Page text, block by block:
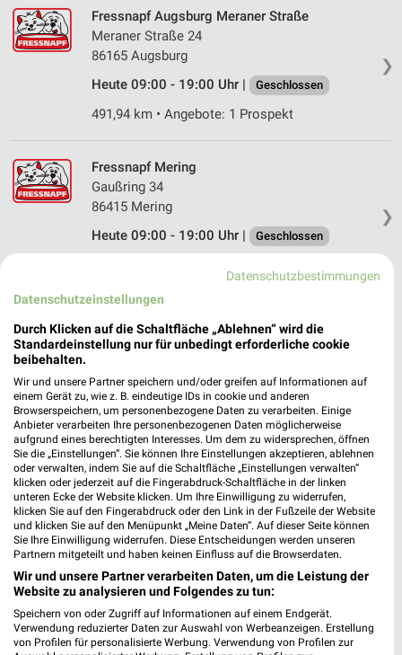
❯
Fressnapf Augsburg Meraner Straße
Meraner Straße 24
86165 Augsburg
Heute 09:00 - 19:00 Uhr |
Geschlossen
491,94 km • Angebote: 1 Prospekt
❯
Fressnapf Mering
Gaußring 34
86415 Mering
Heute 09:00 - 19:00 Uhr |
Geschlossen
Lechwiesenstraße 70
Heute 09:00 - 19:00 Uhr | Geschlossen
526,35 km • Angebote: 1 Prospekt
Fressnapf Mindelheim
Allgäuerstraße 29
87719 Mindelheim
Heute 09:00 - 19:00 Uhr | Geschlossen
538,27 km • Angebote: 1 Prospekt
Fressnapf Meitingen
Via Claudia 7
Datenschutzbestimmungen
Datenschutzeinstellungen
Durch Klicken auf die Schaltfläche „Ablehnen“ wird die
Standardeinstellung nur für unbedingt erforderliche cookie
beibehalten.
Wir und unsere Partner speichern und/oder greifen auf Informationen auf
einem Gerät zu, wie z. B. eindeutige IDs in cookie und anderen
Browserspeichern, um personenbezogene Daten zu verarbeiten. Einige
Anbieter verarbeiten Ihre personenbezogenen Daten möglicherweise
aufgrund eines berechtigten Interesses. Um dem zu widersprechen, öffnen
Sie die „Einstellungen“. Sie können Ihre Einstellungen akzeptieren, ablehnen
oder verwalten, indem Sie auf die Schaltfläche „Einstellungen verwalten“
klicken oder jederzeit auf die Fingerabdruck-Schaltfläche in der linken
unteren Ecke der Website klicken. Um Ihre Einwilligung zu widerrufen,
klicken Sie auf den Fingerabdruck oder den Link in der Fußzeile der Website
und klicken Sie auf den Menüpunkt „Meine Daten“. Auf dieser Seite können
Sie Ihre Einwilligung widerrufen. Diese Entscheidungen werden unseren
Partnern mitgeteilt und haben keinen Einfluss auf die Browserdaten.
Wir und unsere Partner verarbeiten Daten, um die Leistung der
Website zu analysieren und Folgendes zu tun:
Speichern von oder Zugriff auf Informationen auf einem Endgerät.
Verwendung reduzierter Daten zur Auswahl von Werbeanzeigen. Erstellung
von Profilen für personalisierte Werbung. Verwendung von Profilen zur